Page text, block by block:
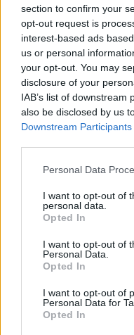
section to confirm your
opt-out request is
interest-based ads
us or personal
your opt-out. You may
disclosure of your
IAB’s list of
also be disclosed by us
Downstream Participants
Personal Data
I want to opt-out of
personal data.
Opted In
I want to opt-out of
Personal Data.
Opted In
I want to opt-out of
Personal Data for
Opted In
Ölet är på fyra
kaffedrycker i vanliga